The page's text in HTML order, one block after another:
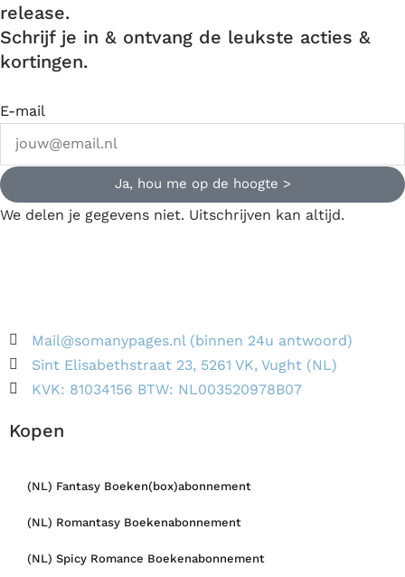
release.
Schrijf je in & ontvang de leukste acties &
kortingen.
E-mail
Ja, hou me op de hoogte >
We delen je gegevens niet. Uitschrijven kan altijd.
Mail@somanypages.nl (binnen 24u antwoord)
Sint Elisabethstraat 23, 5261 VK, Vught (NL)
KVK: 81034156 BTW: NL003520978B07
Kopen
(NL) Fantasy Boeken(box)abonnement
(NL) Romantasy Boekenabonnement
(NL) Spicy Romance Boekenabonnement